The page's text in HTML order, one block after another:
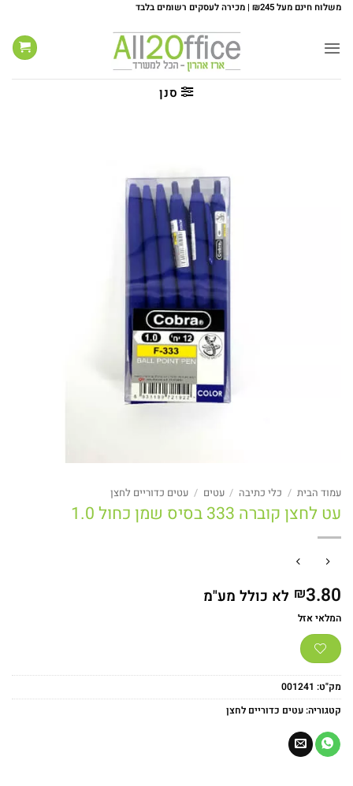
Skip
content
משלוח חינם מעל ₪245 | מכירה לעסקים רשומים בלבד
סנן
עמוד הבית / כלי כתיבה / עטים / עטים כדוריים לחצן
עט לחצן קוברה 333 בסיס שמן כחול 1.0
₪3.80 לא כולל מע"מ
המלאי אזל
מק"ט: 001241
קטגוריה:עטים כדוריים לחצן